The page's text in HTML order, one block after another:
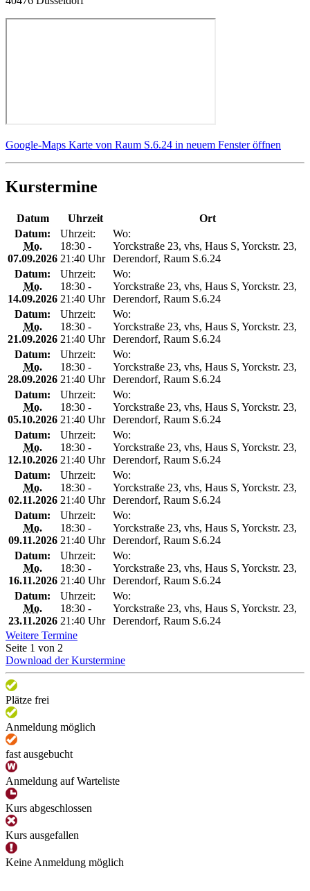
Google-Maps Karte von Raum S.6.24 in neuem Fenster öffnen
Kurstermine
Datum Uhrzeit
Ort
Datum:
Mo.
07.09.2026
Uhrzeit:
18:30 -
21:40 Uhr
Wo:
Yorckstraße 23, vhs, Haus S, Yorckstr. 23,
Derendorf, Raum S.6.24
Datum:
Mo.
14.09.2026
Uhrzeit:
18:30 -
21:40 Uhr
Wo:
Yorckstraße 23, vhs, Haus S, Yorckstr. 23,
Derendorf, Raum S.6.24
Datum:
Mo.
21.09.2026
Uhrzeit:
18:30 -
21:40 Uhr
Wo:
Yorckstraße 23, vhs, Haus S, Yorckstr. 23,
Derendorf, Raum S.6.24
Datum:
Mo.
28.09.2026
Uhrzeit:
18:30 -
21:40 Uhr
Wo:
Yorckstraße 23, vhs, Haus S, Yorckstr. 23,
Derendorf, Raum S.6.24
Datum:
Mo.
05.10.2026
Uhrzeit:
18:30 -
21:40 Uhr
Wo:
Yorckstraße 23, vhs, Haus S, Yorckstr. 23,
Derendorf, Raum S.6.24
Datum:
Mo.
12.10.2026
Uhrzeit:
18:30 -
21:40 Uhr
Wo:
Yorckstraße 23, vhs, Haus S, Yorckstr. 23,
Derendorf, Raum S.6.24
Datum:
Mo.
02.11.2026
Uhrzeit:
18:30 -
21:40 Uhr
Wo:
Yorckstraße 23, vhs, Haus S, Yorckstr. 23,
Derendorf, Raum S.6.24
Datum:
Mo.
09.11.2026
Uhrzeit:
18:30 -
21:40 Uhr
Wo:
Yorckstraße 23, vhs, Haus S, Yorckstr. 23,
Derendorf, Raum S.6.24
Datum:
Mo.
16.11.2026
Uhrzeit:
18:30 -
21:40 Uhr
Wo:
Yorckstraße 23, vhs, Haus S, Yorckstr. 23,
Derendorf, Raum S.6.24
Datum:
Mo.
23.11.2026
Uhrzeit:
18:30 -
21:40 Uhr
Wo:
Yorckstraße 23, vhs, Haus S, Yorckstr. 23,
Derendorf, Raum S.6.24
Weitere Termine
Seite 1 von 2
Download der Kurstermine
Plätze frei
Anmeldung möglich
fast ausgebucht
Anmeldung auf Warteliste
Kurs abgeschlossen
Kurs ausgefallen
Keine Anmeldung möglich